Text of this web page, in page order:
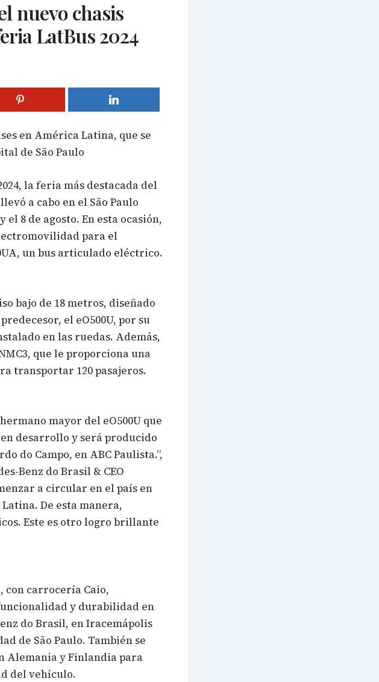
nuevo chasis
LatBus 2024
en América Latina, que se
de São Paulo
la feria más destacada del
a cabo en el São Paulo
el 8 de agosto. En esta ocasión,
para el
un bus articulado eléctrico.
bajo de 18 metros, diseñado
el eO500U, por su
en las ruedas. Además,
que le proporciona una
transportar 120 pasajeros.
mayor del eO500U que
desarrollo y será producido
do Campo, en ABC Paulista.”,
Benz do Brasil & CEO
a circular en el país en
De esta manera,
Este es otro logro brillante
con carrocería Caio,
y durabilidad en
do Brasil, en Iracemápolis
de São Paulo. También se
Alemania y Finlandia para
del vehículo.